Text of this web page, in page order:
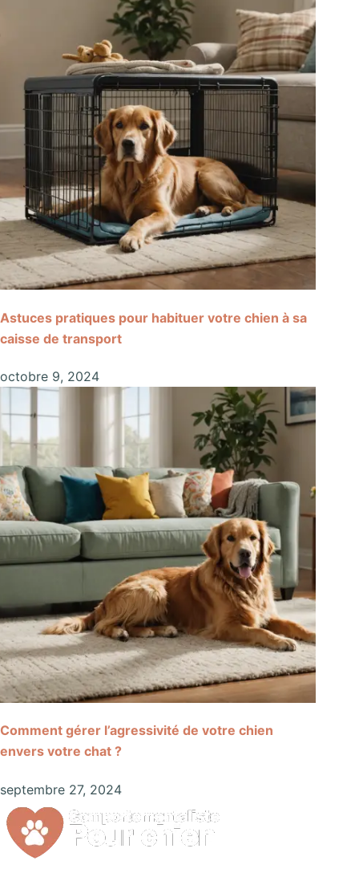
Astuces pratiques pour habituer votre chien à sa
caisse de transport
octobre 9, 2024
Comment gérer l’agressivité de votre chien
envers votre chat ?
septembre 27, 2024